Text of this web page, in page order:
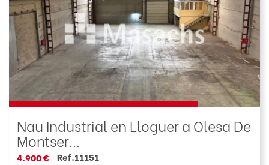
Nau Industrial en Lloguer a Olesa De
Montser...
Ref.11151
4.900 €